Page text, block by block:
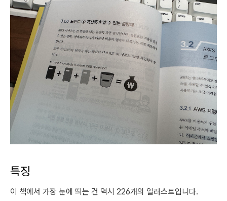
특징
이 책에서 가장 눈에 띄는 건 역시 226개의 일러스트입니다.